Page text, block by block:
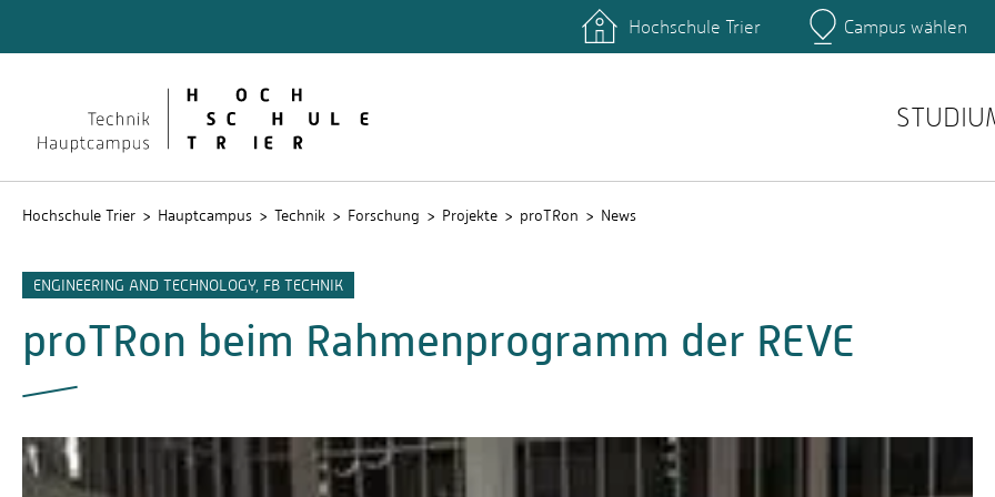
Rechenzentrum
Hochschule Trier Campus wählen
Hochschule Trier Hauptcampus Technik Forschung Projekte proTRon News
ENGINEERING AND TECHNOLOGY, FB TECHNIK
proTRon beim Rahmenprogramm der REVE